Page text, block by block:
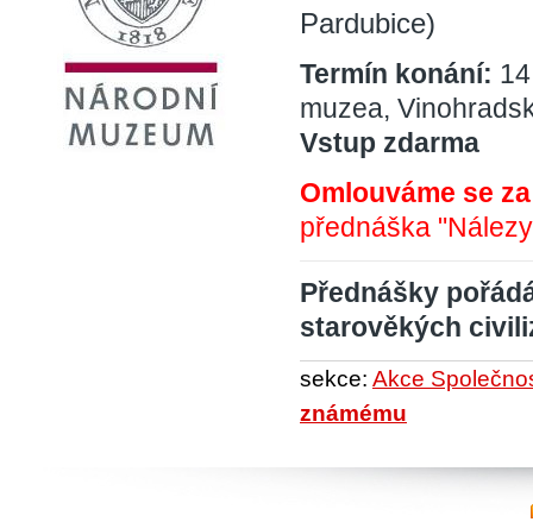
Pardubice)
Termín konání:
muzea,
Vstup zdarma
Omlouváme se
přednáška "
Přednášky
starověkých
sekce: Akce
známému